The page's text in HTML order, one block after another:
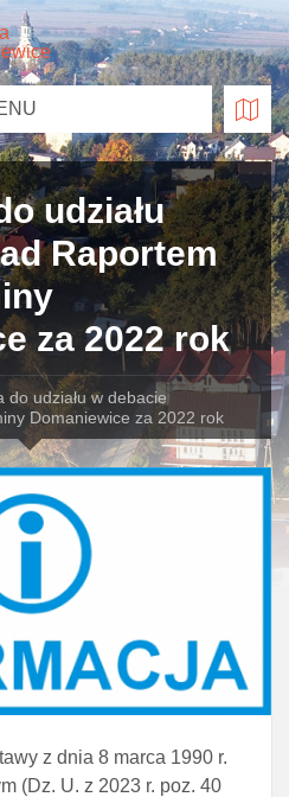
udziału
Raportem
za 2022 rok
do udziału w debacie
Domaniewice za 2022 rok
z dnia 8 marca 1990 r.
(Dz. U. z 2023 r. poz. 40